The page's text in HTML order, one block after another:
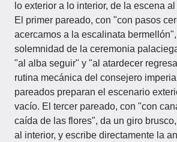
lo exterior a lo interior, de la escena
El primer pareado, con "con pasos
acercamos a la escalinata
solemnidad de la ceremonia
"al alba seguir" y "al atardecer
rutina mecánica del consejero
pareados preparan el escenario
vacío. El tercer pareado, con "con
caída de las flores", da un giro
al interior, y escribe directamente la